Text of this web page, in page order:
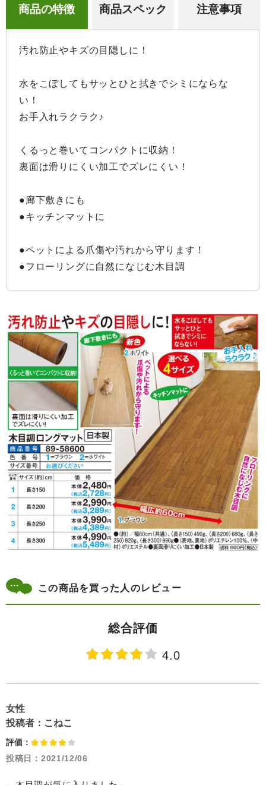
商品の特徴 商品スペック 注意事項
汚れ防止やキズの目隠しに！
水をこぼしてもサッとひと拭きでシミにならな
い！
お手入れラクラク♪
くるっと巻いてコンパクトに収納！
裏面は滑りにくい加工でズレにくい！
●廊下敷きにも
●キッチンマットに
●ペットによる爪傷や汚れから守ります！
●フローリングに自然になじむ木目調
この商品を買った人のレビュー
総合評価
4.0
女性
投稿者： こねこ
評価：
投稿日： 2021/12/06